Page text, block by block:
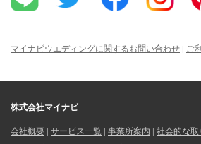
マイナビウエディングに関するお問い合わせ ご
株式会社マイナビ
会社概要 サービス一覧 事業所案内 社会的な